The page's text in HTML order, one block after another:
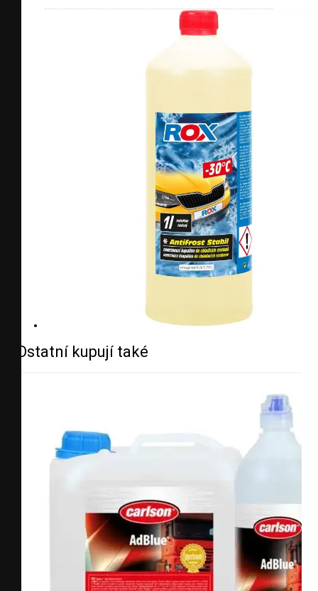
Ostatní kupují také